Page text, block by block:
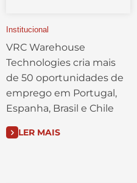
Institucional
VRC Warehouse
Technologies cria mais
de 50 oportunidades de
emprego em Portugal,
Espanha, Brasil e Chile
LER MAIS